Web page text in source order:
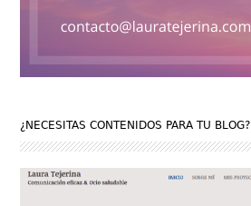
¿NECESITAS CONTENIDOS PARA TU BLOG?